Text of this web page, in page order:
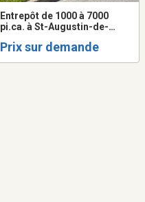
Entrepôt de 1000 à 7000
pi.ca. à St-Augustin-de-
immédiatement pour
Prix sur demande